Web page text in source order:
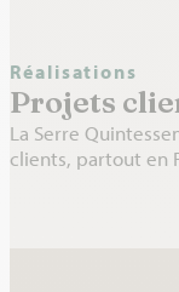
Réalisations
Projets
La Serre
clients, partout en